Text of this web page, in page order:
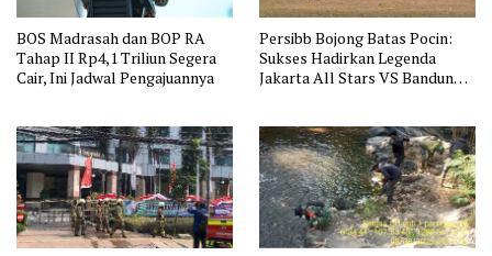
BOS Madrasah dan BOP RA
Tahap II Rp4,1 Triliun Segera
Cair, Ini Jadwal Pengajuannya
Persibb Bojong Batas Pocin:
Sukses Hadirkan Legenda
Jakarta All Stars VS Bandung